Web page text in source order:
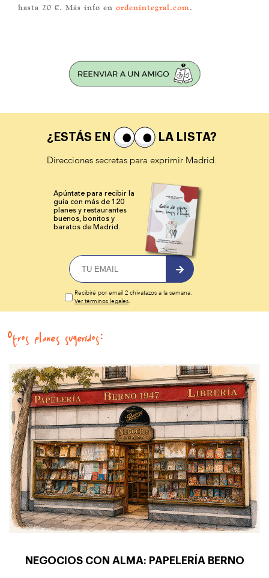
hasta 20 €. Más info enordenintegral.com.
¿ESTÁS EN
LA LISTA?
Direcciones secretas para exprimir Madrid.
Apúntate para recibir la
guía con más de 120
planes y restaurantes
buenos, bonitos y
baratos de Madrid.
Recibiré por email 2 chivatazos a la semana.
Ver términos legales.
Otros planes sugeridos:
NEGOCIOS CON ALMA: PAPELERÍA BERNO